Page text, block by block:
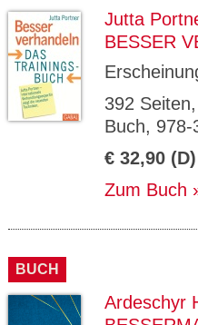
Jutta
BESSER
392
Buch,
€ 32,90 (D)
Zum Buch
BUCH
Ardeschyr